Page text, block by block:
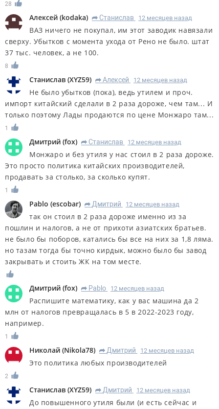
28
Алексей (kodaka) R Станислав 12 месяцев назад
ВАЗ ничего не покупал, им этот заводик навязали
сверху. Убытков с момента ухода от Рено не было. штат
37 тыс. человек, а не 100.
8
Станислав (XYZ59) R Алексей 12 месяцев назад
Не было убытков (пока), ведь утилем и проч.
импорт китайский сделали в 2 раза дороже, чем там... И
только поэтому Лады продаются по цене Монжаро там...
1
Дмитрий (fox) R Станислав 12 месяцев назад
Монжаро и без утиля у нас стоил в 2 раза дороже.
Это просто политика китайских производителей,
продавать за столько, за сколько купят.
1
Pablo (escobar) R Дмитрий 12 месяцев назад
так он стоил в 2 раза дороже именно из за
пошлин и налогов, а не от прихоти азиатских братьев.
не было бы поборов, катались бы все на них за 1,8 ляма.
но тазам тогда бы точно кирдык, можно было бы завод
закрывать и стоить ЖК на том месте.
Дмитрий (fox) R Pablo 12 месяцев назад
Распишите математику, как у вас машина да 2
млн от налогов превращалась в 5 в 2022-2023 году,
например.
1
Николай (Nikola78) R Дмитрий 12 месяцев назад
Это политика любых производителей
2
Станислав (XYZ59) R Дмитрий 12 месяцев назад
До повышенного утиля были (и есть сейчас и